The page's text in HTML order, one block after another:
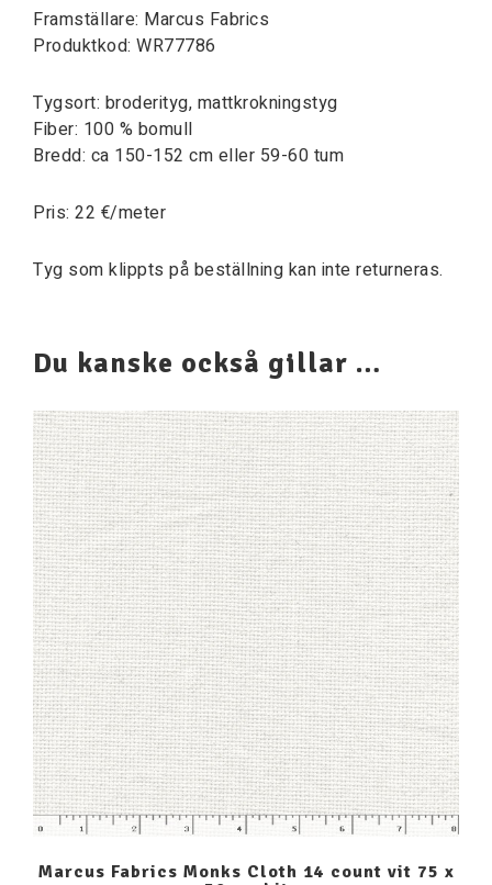
Framställare: Marcus Fabrics
Produktkod: WR77786
Tygsort: broderityg, mattkrokningstyg
Fiber: 100 % bomull
Bredd: ca 150-152 cm eller 59-60 tum
Pris: 22 €/meter
Tyg som klippts på beställning kan inte returneras.
Du kanske också gillar …
Marcus Fabrics Monks Cloth 14 count vit 75 x